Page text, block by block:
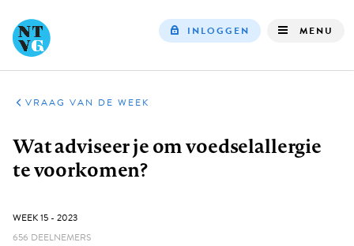
INLOGGEN MENU
VRAAG VAN DE WEEK
Wat adviseer je om voedselallergie
te voorkomen?
GEPUBLICEERD:
WEEK 15 - 2023
656 DEELNEMERS